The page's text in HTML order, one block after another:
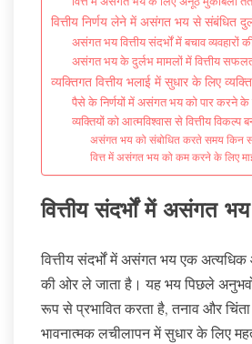
वित्तीय निर्णय लेने में असंगत भय से संबंधित
असंगत भय वित्तीय संदर्भों में बचाव
असंगत भय के दुर्लभ मामलों में वित्तीय
व्यक्तिगत वित्तीय भलाई में सुधार के लिए
पैसे के निर्णयों में असंगत भय को पार करने के
व्यक्तियों को आत्मविश्वास से वित्तीय विकल्प
असंगत भय को संबोधित करते समय किन
वित्त में असंगत भय को कम करने के लिए
वित्तीय संदर्भों में असंगत
वित्तीय संदर्भों में असंगत भय एक अत्यधिक
की ओर ले जाता है। यह भय पिछले
रूप से प्रभावित करता है, तनाव और चिंता
भावनात्मक लचीलापन में सुधार के लिए